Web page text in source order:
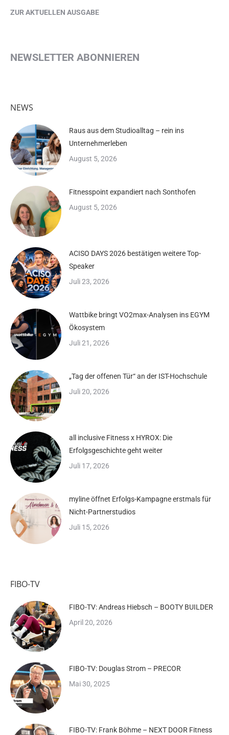
ZUR AKTUELLEN AUSGABE
NEWSLETTER ABONNIEREN
NEWS
Raus aus dem Studioalltag – rein ins
Unternehmerleben
August 5, 2026
Fitnesspoint expandiert nach Sonthofen
August 5, 2026
ACISO DAYS 2026 bestätigen weitere Top-
Speaker
Juli 23, 2026
Wattbike bringt VO2max-Analysen ins EGYM
Ökosystem
Juli 21, 2026
„Tag der offenen Tür“ an der IST-Hochschule
Juli 20, 2026
all inclusive Fitness x HYROX: Die
Erfolgsgeschichte geht weiter
Juli 17, 2026
myline öffnet Erfolgs-Kampagne erstmals für
Nicht-Partnerstudios
Juli 15, 2026
FIBO-TV
FIBO-TV: Andreas Hiebsch – BOOTY BUILDER
April 20, 2026
FIBO-TV: Douglas Strom – PRECOR
Mai 30, 2025
FIBO-TV: Frank Böhme – NEXT DOOR Fitness